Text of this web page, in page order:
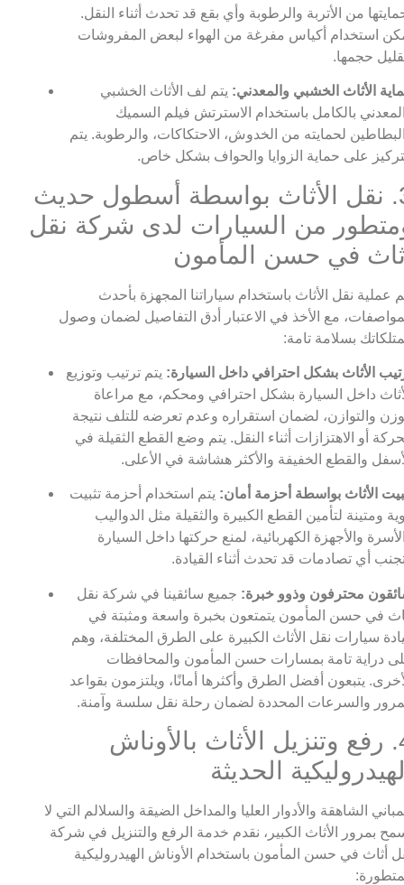
من الأتربة والرطوبة وأي بقع قد تحدث أثناء النقل.
استخدام أكياس مفرغة من الهواء لبعض المفروشات
حجمها.
الأثاث الخشبي والمعدني: يتم لف الأثاث الخشبي
بالكامل باستخدام الاسترتش فيلم السميك
لحمايته من الخدوش، الاحتكاكات، والرطوبة. يتم
على حماية الزوايا والحواف بشكل خاص.
3. نقل الأثاث بواسطة أسطول حديث
من السيارات لدى شركة نقل
في حسن المأمون
عملية نقل الأثاث باستخدام سياراتنا المجهزة بأحدث
مع الأخذ في الاعتبار أدق التفاصيل لضمان وصول
بسلامة تامة:
الأثاث بشكل احترافي داخل السيارة: يتم ترتيب وتوزيع
داخل السيارة بشكل احترافي ومحكم، مع مراعاة
والتوازن، لضمان استقراره وعدم تعرضه للتلف نتيجة
أو الاهتزازات أثناء النقل. يتم وضع القطع الثقيلة في
والقطع الخفيفة والأكثر هشاشة في الأعلى.
الأثاث بواسطة أحزمة أمان: يتم استخدام أحزمة تثبيت
ومتينة لتأمين القطع الكبيرة والثقيلة مثل الدواليب
والأجهزة الكهربائية، لمنع حركتها داخل السيارة
أي تصادمات قد تحدث أثناء القيادة.
محترفون وذوو خبرة: جميع سائقينا في شركة نقل
في حسن المأمون يتمتعون بخبرة واسعة ومثبتة في
سيارات نقل الأثاث الكبيرة على الطرق المختلفة، وهم
دراية تامة بمسارات حسن المأمون والمحافظات
يتبعون أفضل الطرق وأكثرها أمانًا، ويلتزمون بقواعد
والسرعات المحددة لضمان رحلة نقل سلسة وآمنة.
4. رفع وتنزيل الأثاث بالأوناش
الحديثة
الشاهقة والأدوار العليا والمداخل الضيقة والسلالم التي لا
بمرور الأثاث الكبير، نقدم خدمة الرفع والتنزيل في شركة
أثاث في حسن المأمون باستخدام الأوناش الهيدروليكية